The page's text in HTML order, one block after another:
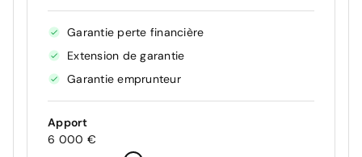
Garantie perte financière
Extension de garantie
Garantie emprunteur
Apport
6 000 €